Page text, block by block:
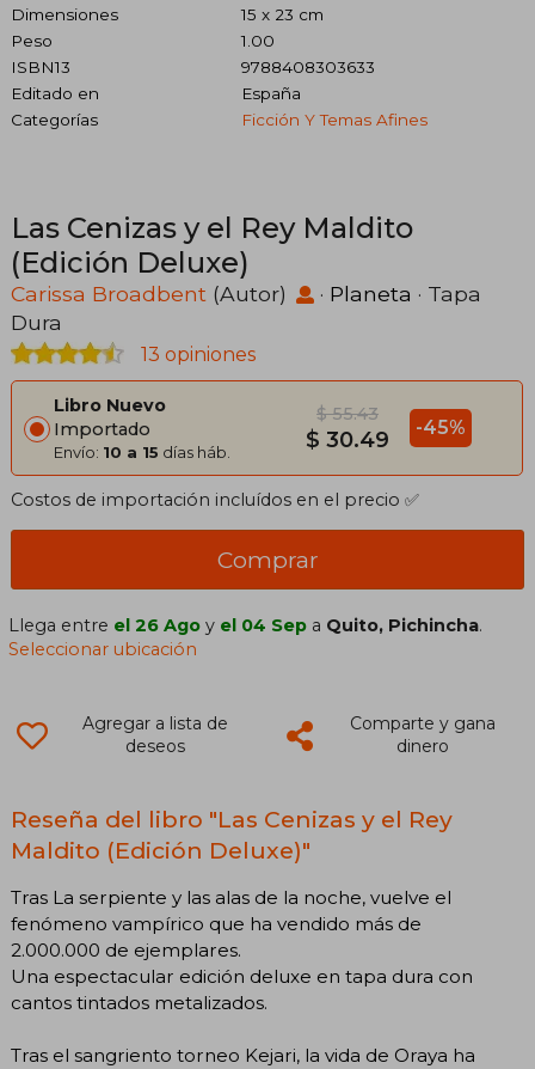
Dimensiones
15 x 23 cm
Peso
1.00
ISBN13
9788408303633
Editado en
España
Categorías
Ficción Y Temas Afines
Las Cenizas y el Rey Maldito
(Edición Deluxe)
Carissa Broadbent (Autor) · Planeta · Tapa
Dura
13 opiniones
Libro Nuevo
Importado
Envío: 10 a 15 días háb.
$ 55.43
$ 30.49 -45%
Costos de importación incluídos en el precio ✅
Comprar
Llega entre el 26 Ago y el 04 Sep a Quito, Pichincha.
Seleccionar ubicación
Agregar a lista de
deseos
Comparte y gana
dinero
Reseña del libro "Las Cenizas y el Rey
Maldito (Edición Deluxe)"
Tras La serpiente y las alas de la noche, vuelve el
fenómeno vampírico que ha vendido más de
2.000.000 de ejemplares.
Una espectacular edición deluxe en tapa dura con
cantos tintados metalizados.
Tras el sangriento torneo Kejari, la vida de Oraya ha